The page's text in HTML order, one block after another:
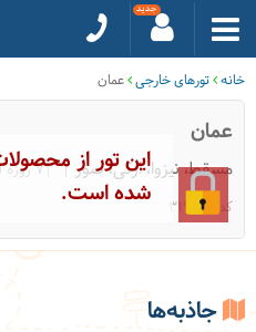
خانه تورهای خارجی عمان
عمان
مسقط، نیزوا، ازکی، صور
|7 روزه از 28 اسفند 1404
کد: 31933
این تور از
شده است.
جاذبه‌ها